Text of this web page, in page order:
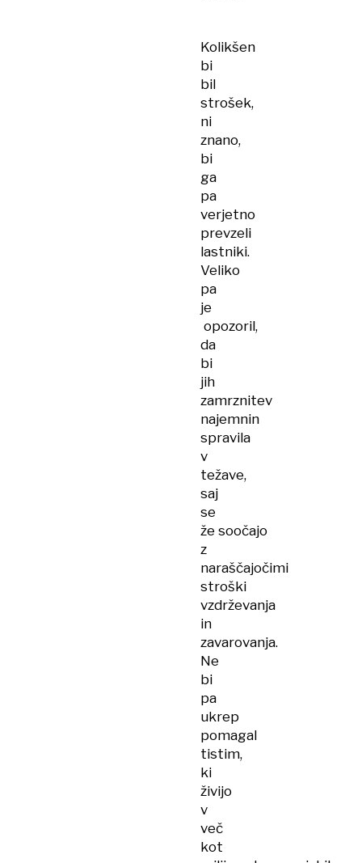
Kolikšen
bi
bil
strošek,
ni
znano,
bi
ga
pa
verjetno
prevzeli
lastniki.
Veliko
pa
je
opozoril,
da
bi
jih
zamrznitev
najemnin
spravila
v
težave,
saj
se
že soočajo
z
naraščajočimi
stroški
vzdrževanja
in
zavarovanja.
Ne
bi
pa
ukrep
pomagal
tistim,
ki
živijo
v
več
kot